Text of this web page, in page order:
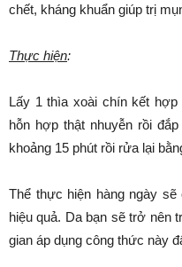
chết, kháng khuẩn giúp trị
Thực hiện:
Lấy 1 thìa xoài chín kết
hỗn hợp thật nhuyễn rồi
khoảng 15 phút rồi rửa lại
Thể thực hiện hàng ngày
hiệu quả. Da bạn sẽ trở nên
gian áp dụng công thức này